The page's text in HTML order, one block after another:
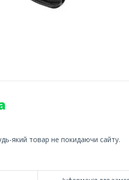
який товар не покидаючи сайту.